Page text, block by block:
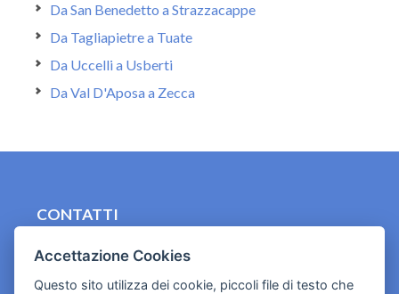
Da San Benedetto a Strazzacappe
Da Tagliapietre a Tuate
Da Uccelli a Usberti
Da Val D'Aposa a Zecca
CONTATTI
Cookies e informativa privacy
Accettazione Cookies
Questo sito utilizza dei cookie, piccoli file di testo che